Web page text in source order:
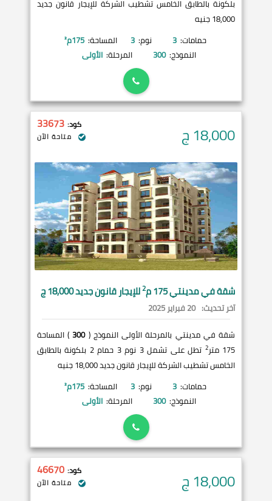
بلكونة بالطابق الخامس تشطيب الشركة للإيجار قانون جديد
18,000 جنيه
حمامات: 3 نوم: 3 المساحة: 175م²
النموذج: 300 المرحلة: الأولى
18,000ج كود: 33673
متاحة الآن
شقة فيمدينتي175 م 2للإيجار قانون جديد 18,000 ج
آخر تحديث: 20 فبراير 2025
شقة في مدينتي بالمرحلة الأولى النموذج (300) المساحة
175 متر
2
تطل على تشمل 3 نوم 3 حمام 2 بلكونة بالطابق
الخامس تشطيب الشركة للإيجار قانون جديد 18,000 جنيه
حمامات: 3 نوم: 3 المساحة: 175م²
النموذج: 300 المرحلة: الأولى
18,000ج كود: 46670
متاحة الآن